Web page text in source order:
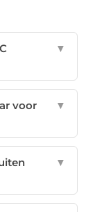
▼
voor
▼
▼